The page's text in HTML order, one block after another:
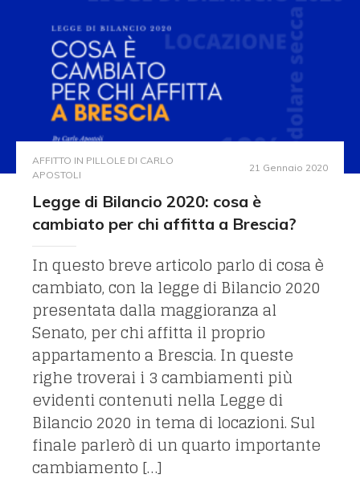
AFFITTO IN PILLOLE DI CARLO
APOSTOLI
21 Gennaio 2020
Legge di Bilancio 2020: cosa è
cambiato per chi affitta a Brescia?
In questo breve articolo parlo di cosa è
cambiato, con la legge di Bilancio 2020
presentata dalla maggioranza al
Senato, per chi affitta il proprio
appartamento a Brescia. In queste
righe troverai i 3 cambiamenti più
evidenti contenuti nella Legge di
Bilancio 2020 in tema di locazioni. Sul
finale parlerò di un quarto importante
cambiamento […]